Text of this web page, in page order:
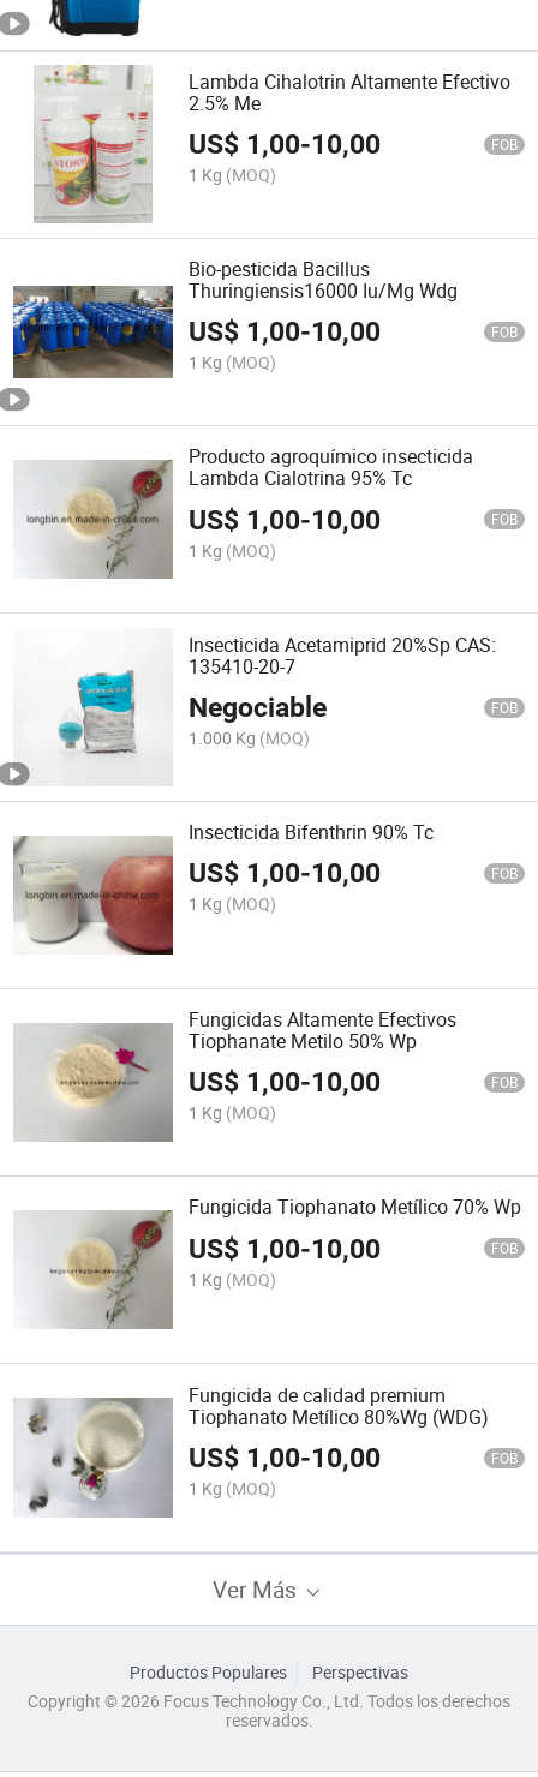
Lambda Cihalotrin Altamente Efectivo
2.5% Me
US$ 1,00-10,00 FOB
1 Kg (MOQ)
Bio-pesticida Bacillus
Thuringiensis16000 Iu/Mg Wdg
US$ 1,00-10,00 FOB
1 Kg (MOQ)
Producto agroquímico insecticida
Lambda Cialotrina 95% Tc
US$ 1,00-10,00 FOB
1 Kg (MOQ)
Insecticida Acetamiprid 20%Sp CAS:
135410-20-7
Negociable FOB
1.000 Kg (MOQ)
Insecticida Bifenthrin 90% Tc
US$ 1,00-10,00 FOB
1 Kg (MOQ)
Fungicidas Altamente Efectivos
Tiophanate Metilo 50% Wp
US$ 1,00-10,00 FOB
1 Kg (MOQ)
Fungicida Tiophanato Metílico 70% Wp
US$ 1,00-10,00 FOB
1 Kg (MOQ)
Fungicida de calidad premium
Tiophanato Metílico 80%Wg (WDG)
US$ 1,00-10,00 FOB
1 Kg (MOQ)
Ver Más
Productos Populares
Perspectivas
Copyright © 2026 Focus Technology Co., Ltd. Todos los derechos
reservados.